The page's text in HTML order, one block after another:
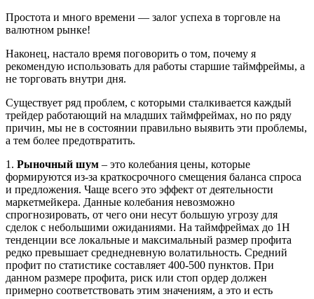
Простота и много времени — залог успеха в торговле на
валютном рынке!
Наконец, настало время поговорить о том, почему я
рекомендую использовать для работы старшие таймфреймы, а
не торговать внутри дня.
Существует ряд проблем, с которыми сталкивается каждый
трейдер работающий на младших таймфреймах, но по ряду
причин, мы не в состоянии правильно выявить эти проблемы,
а тем более предотвратить.
1. Рыночный шум ​​​​​​​– это колебания цены, которые
формируются из-за краткосрочного смещения баланса спроса
и предложения. Чаще всего это эффект от деятельности
маркетмейкера. Данные колебания невозможно
спрогнозировать, от чего они несут большую угрозу для
сделок с небольшими ожиданиями. На таймфреймах до 1Н
тенденции все локальные и максимальный размер профита
редко превышает среднедневную волатильность. Средний
профит по статистике составляет 400-500 пунктов. При
данном размере профита, риск или стоп ордер должен
примерно соответствовать этим значениям, а это и есть